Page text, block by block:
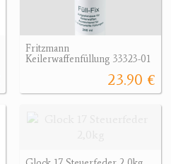
Fritzmann
Keilerwaffenfüllung 33323-01
23.90 €